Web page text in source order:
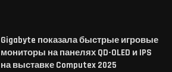
Gigabyte показала быстрые игровые
мониторы на панелях QD-OLED и IPS
на выставке Computex 2025